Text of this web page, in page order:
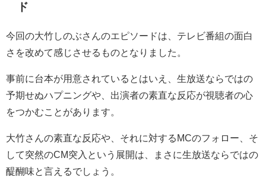
ド
今回の大竹しのぶさんのエピソードは、テレビ番組の面白
さを改めて感じさせるものとなりました。
事前に台本が用意されているとはいえ、生放送ならではの
予期せぬハプニングや、出演者の素直な反応が視聴者の心
をつかむことがあります。
大竹さんの素直な反応や、それに対するMCのフォロー、そ
して突然のCM突入という展開は、まさに生放送ならではの
醍醐味と言えるでしょう。